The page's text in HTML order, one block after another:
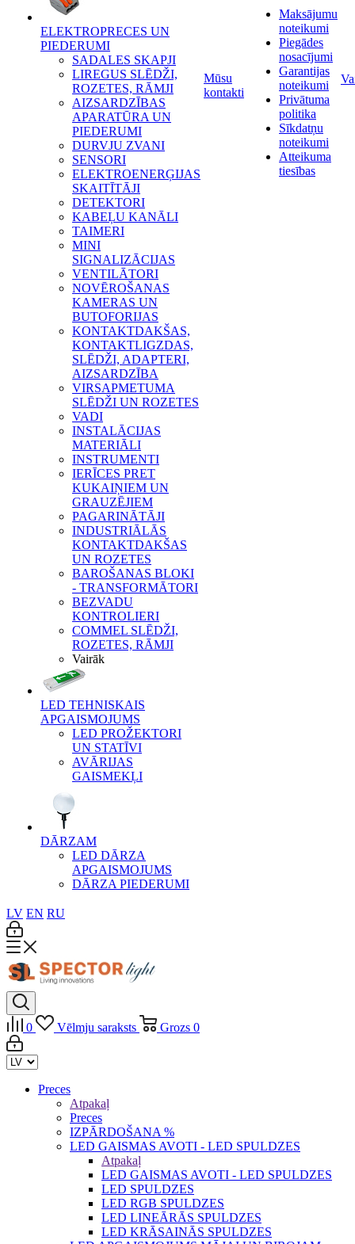
ELEKTROPRECES UN
PIEDERUMI
SADALES SKAPJI
LIREGUS SLĒDŽI,
ROZETES, RĀMJI
AIZSARDZĪBAS
APARATŪRA UN
PIEDERUMI
DURVJU ZVANI
SENSORI
ELEKTROENERĢIJAS
SKAITĪTĀJI
DETEKTORI
KABEĻU KANĀLI
TAIMERI
MINI
SIGNALIZĀCIJAS
VENTILĀTORI
NOVĒROŠANAS
KAMERAS UN
BUTOFORIJAS
KONTAKTDAKŠAS,
KONTAKTLIGZDAS,
SLĒDŽI, ADAPTERI,
AIZSARDZĪBA
VIRSAPMETUMA
SLĒDŽI UN ROZETES
VADI
INSTALĀCIJAS
MATERIĀLI
INSTRUMENTI
IERĪCES PRET
KUKAIŅIEM UN
GRAUZĒJIEM
PAGARINĀTĀJI
INDUSTRIĀLĀS
KONTAKTDAKŠAS
UN ROZETES
BAROŠANAS BLOKI
- TRANSFORMĀTORI
BEZVADU
KONTROLIERI
COMMEL SLĒDŽI,
ROZETES, RĀMJI
Vairāk
LED TEHNISKAIS
APGAISMOJUMS
LED PROŽEKTORI
UN STATĪVI
AVĀRIJAS
GAISMEKĻI
DĀRZAM
LED DĀRZA
APGAISMOJUMS
DĀRZA PIEDERUMI
Mūsu
kontakti
Maksājumu
noteikumi
Piegādes
nosacījumi
Garantijas
noteikumi
Privātuma
politika
Sīkdatņu
noteikumi
Atteikuma
tiesības
LV EN RU
0 Vēlmju saraksts Grozs 0
Preces
Atpakaļ
Preces
IZPĀRDOŠANA %
LED GAISMAS AVOTI - LED SPULDZES
Atpakaļ
LED GAISMAS AVOTI - LED SPULDZES
LED SPULDZES
LED RGB SPULDZES
LED LINEĀRĀS SPULDZES
LED KRĀSAINĀS SPULDZES